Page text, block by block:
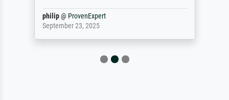
philip@ ProvenExpert
September 23, 2025